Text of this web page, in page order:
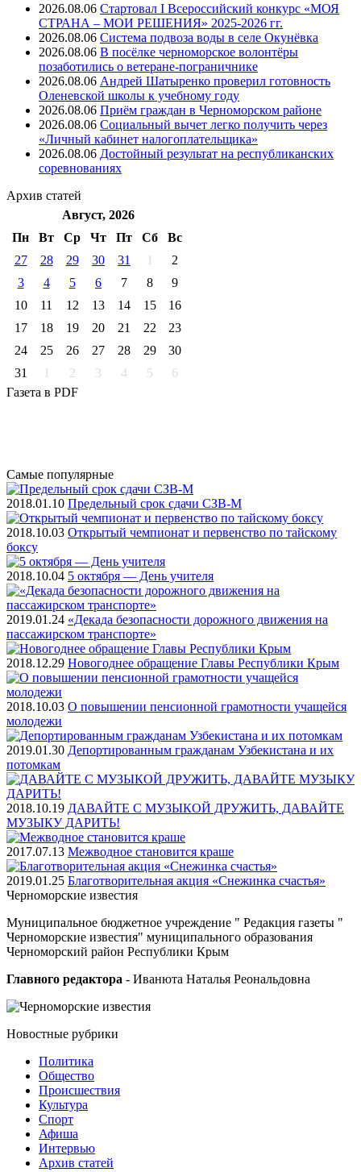
2026.08.06 Стартовал I Всероссийский конкурс «МОЯ
СТРАНА – МОИ РЕШЕНИЯ» 2025-2026 гг.
2026.08.06 Система подвоза воды в селе Окунёвка
2026.08.06 В посёлке черноморское волонтёры
позаботились о ветеране-пограничнике
2026.08.06 Андрей Шатыренко проверил готовность
Оленевской школы к учебному году
2026.08.06 Приём граждан в Черноморском районе
2026.08.06 Социальный вычет легко получить через
«Личный кабинет налогоплательщика»
2026.08.06 Достойный результат на республиканских
соревнованиях
Архив статей
Август, 2026
Пн
Вт Ср Чт Пт Cб
Вс
27
28 29 30 31 1
2
3
4 5 6 7 8
9
10
11 12 13 14 15
16
17
18 19 20 21 22
23
24
25 26 27 28 29
30
31
1 2 3 4 5
6
Газета в PDF
Самые популярные
2018.01.10 Предельный срок сдачи СЗВ-М
2018.10.03 Открытый чемпионат и первенство по тайскому
боксу
2018.10.04 5 октября — День учителя
2019.01.24 «Декада безопасности дорожного движения на
пассажирском транспорте»
2018.12.29 Новогоднее обращение Главы Республики Крым
2018.10.03 О повышении пенсионной грамотности учащейся
молодежи
2019.01.30 Депортированным гражданам Узбекистана и их
потомкам
2018.10.19 ДАВАЙТЕ С МУЗЫКОЙ ДРУЖИТЬ, ДАВАЙТЕ
МУЗЫКУ ДАРИТЬ!
2017.07.13 Межводное становится краше
2019.01.25 Благотворительная акция «Снежинка счастья»
Черноморские известия
Муниципальное бюджетное учреждение " Редакция газеты "
Черноморские известия" муниципального образования
Черноморский район Республики Крым
Главного редактора - Иванюта Наталья Реональдовна
Новостные рубрики
Политика
Общество
Проиcшествия
Культура
Спорт
Афиша
Интервью
Архив статей